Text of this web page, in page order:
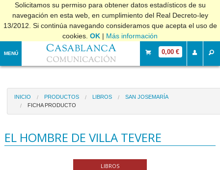
Solicitamos su permiso para obtener datos estadísticos de su
navegación en esta web, en cumplimiento del Real Decreto-ley
13/2012. Si continúa navegando consideramos que acepta el uso de
cookies. OK | Más información
MENÚ 0,00 €
INICIO PRODUCTOS LIBROS
SAN JOSEMARÍA
FICHA PRODUCTO
EL HOMBRE DE VILLA TEVERE
LIBROS